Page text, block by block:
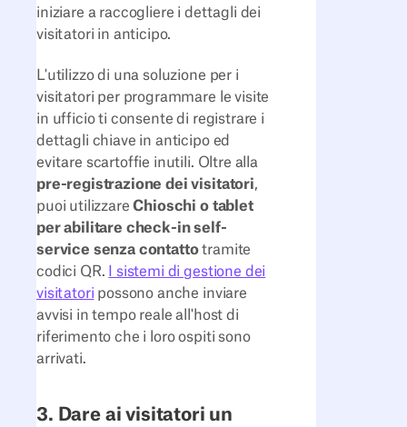
iniziare a raccogliere i dettagli dei
visitatori in anticipo.
L'utilizzo di una soluzione per i
visitatori per programmare le visite
in ufficio ti consente di registrare i
dettagli chiave in anticipo ed
evitare scartoffie inutili. Oltre alla
pre-registrazione dei visitatori,
puoi utilizzareChioschi o tablet
per abilitare check-in self-
service senza contattotramite
codici QR.
I sistemi di gestione dei
visitatori possono anche inviare
avvisi in tempo reale all'host di
riferimento che i loro ospiti sono
arrivati.
3. Dare ai visitatori un